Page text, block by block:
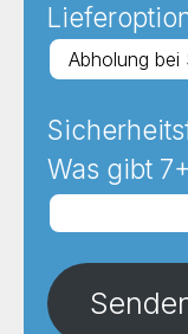
Was gibt